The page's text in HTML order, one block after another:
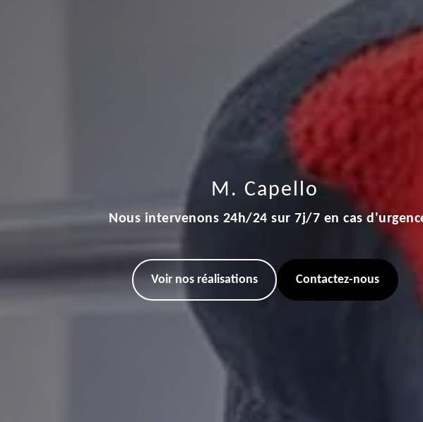
M. Capello
Nous intervenons 24h/24 sur 7j/7 en cas
Voir nos réalisations Contactez-nous